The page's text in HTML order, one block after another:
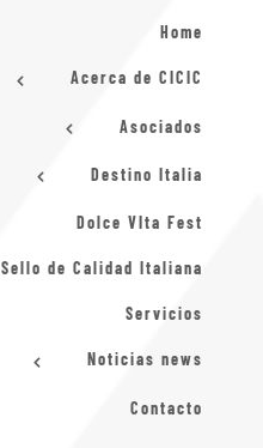
Home
Acerca de CICIC
Asociados
Destino Italia
Dolce VIta Fest
Sello de Calidad Italiana
Servicios
Noticias news
Contacto